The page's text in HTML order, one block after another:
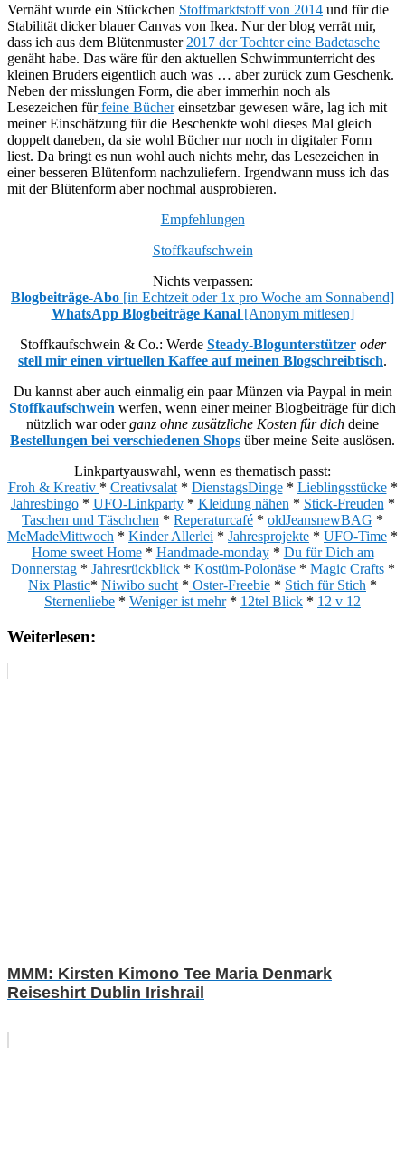
Vernäht wurde ein Stückchen Stoffmarktstoff von 2014 und für die
Stabilität dicker blauer Canvas von Ikea. Nur der blog verrät mir,
dass ich aus dem Blütenmuster 2017 der Tochter eine Badetasche
genäht habe. Das wäre für den aktuellen Schwimmunterricht des
kleinen Bruders eigentlich auch was … aber zurück zum Geschenk.
Neben der misslungen Form, die aber immerhin noch als
Lesezeichen fürfeine Büchereinsetzbar gewesen wäre, lag ich mit
meiner Einschätzung für die Beschenkte wohl dieses Mal gleich
doppelt daneben, da sie wohl Bücher nur noch in digitaler Form
liest. Da bringt es nun wohl auch nichts mehr, das Lesezeichen in
einer besseren Blütenform nachzuliefern. Irgendwann muss ich das
mit der Blütenform aber nochmal ausprobieren.
Empfehlungen
Stoffkaufschwein
Nichts verpassen:
Blogbeiträge-Abo [in Echtzeit oder 1x pro Woche am Sonnabend]
WhatsApp Blogbeiträge Kanal [Anonym mitlesen]
Stoffkaufschwein & Co.: Werde Steady-Blogunterstützer oder
stell mir einen virtuellen Kaffee auf meinen Blogschreibtisch.
Du kannst aber auch einmalig ein paar Münzen via Paypal in mein
Stoffkaufschwein werfen, wenn einer meiner Blogbeiträge für dich
nützlich war oderganz ohne zusätzliche Kosten für dich deine
Bestellungen bei verschiedenen Shops über meine Seite auslösen.
Linkpartyauswahl, wenn es thematisch passt:
Froh & Kreativ * Creativsalat* DienstagsDinge* Lieblingsstücke*
Jahresbingo* UFO-Linkparty* Kleidung nähen * Stick-Freuden *
Taschen und Täschchen * Reperaturcafé * oldJeansnewBAG *
MeMadeMittwoch * Kinder Allerlei * Jahresprojekte * UFO-Time *
Home sweet Home* Handmade-monday* Du für Dich am
Donnerstag* Jahresrückblick* Kostüm-Polonäse* Magic Crafts*
Nix Plastic* Niwibo sucht * Oster-Freebie * Stich für Stich *
Sternenliebe * Weniger ist mehr* 12tel Blick * 12 v 12
Weiterlesen:
MMM: Kirsten Kimono Tee Maria Denmark
Reiseshirt Dublin Irishrail